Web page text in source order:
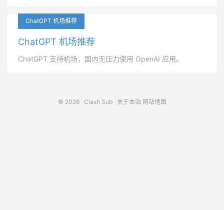
ChatGPT 机场推荐
ChatGPT 机场推荐
ChatGPT 支持机场，国内无压力使用 OpenAI 应用。
© 2026 Clash Sub 关于本站 网站地图